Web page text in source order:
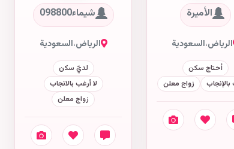
الأميرة
الرياض،السعودية
أحتاج سكن
زواج معلن
شيماء098800
الرياض،السعودية
لديّ سكن
لا أرغب بالانجاب
زواج معلن